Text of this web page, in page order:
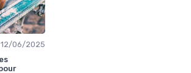
12/06/2025